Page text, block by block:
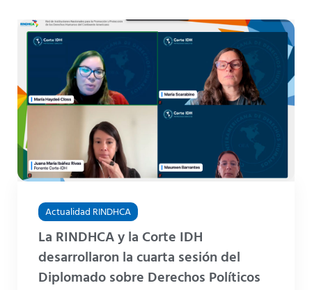
Actualidad RINDHCA
La RINDHCA y la Corte IDH
desarrollaron la cuarta sesión del
Diplomado sobre Derechos Políticos